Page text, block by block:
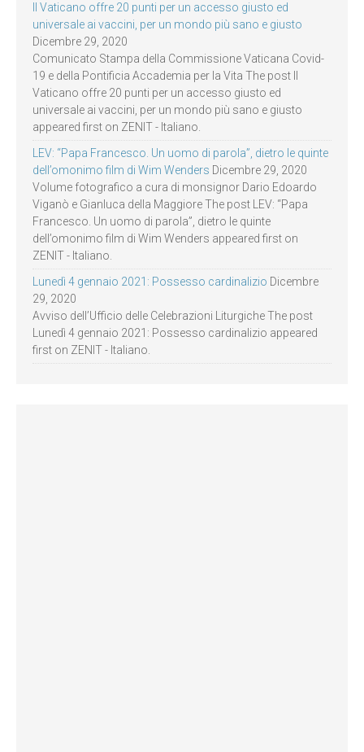
Il Vaticano offre 20 punti per un accesso giusto ed
universale ai vaccini, per un mondo più sano e giusto
Dicembre 29, 2020
Comunicato Stampa della Commissione Vaticana Covid-
19 e della Pontificia Accademia per la Vita The post Il
Vaticano offre 20 punti per un accesso giusto ed
universale ai vaccini, per un mondo più sano e giusto
appeared first on ZENIT - Italiano.
LEV: “Papa Francesco. Un uomo di parola”, dietro le quinte
dell’omonimo film di Wim Wenders Dicembre 29, 2020
Volume fotografico a cura di monsignor Dario Edoardo
Viganò e Gianluca della Maggiore The post LEV: “Papa
Francesco. Un uomo di parola”, dietro le quinte
dell’omonimo film di Wim Wenders appeared first on
ZENIT - Italiano.
Lunedì 4 gennaio 2021: Possesso cardinalizio Dicembre
29, 2020
Avviso dell’Ufficio delle Celebrazioni Liturgiche The post
Lunedì 4 gennaio 2021: Possesso cardinalizio appeared
first on ZENIT - Italiano.